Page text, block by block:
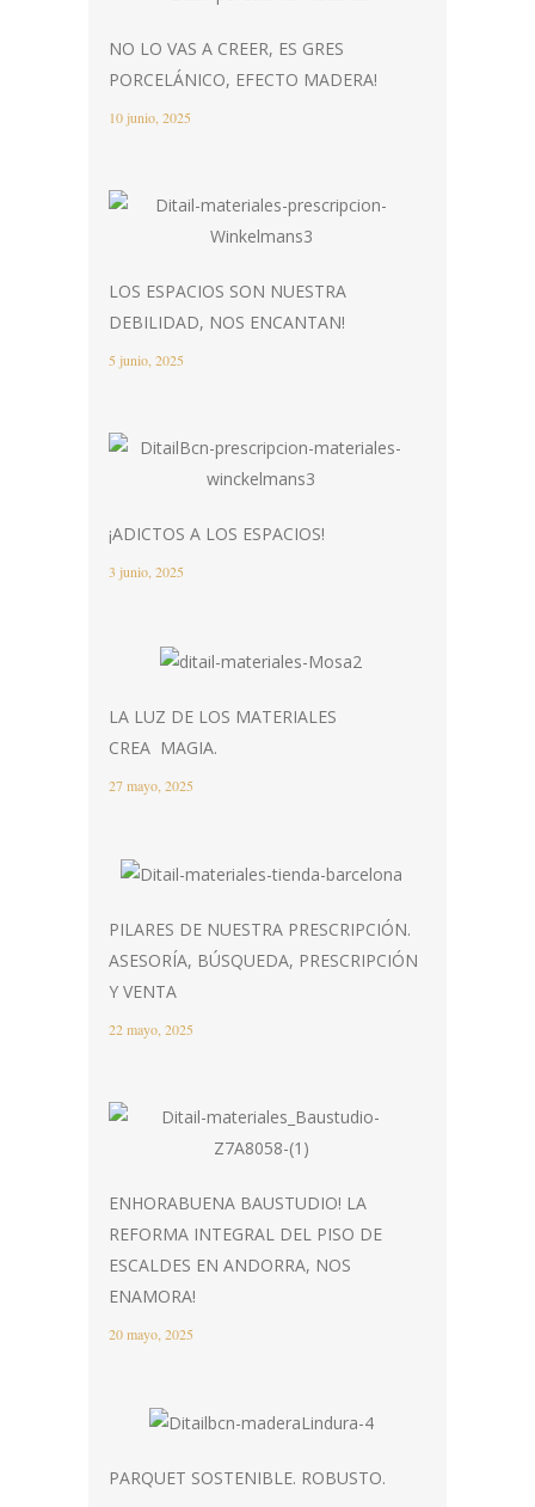
NO LO VAS A CREER, ES GRES
PORCELÁNICO, EFECTO MADERA!
10 junio, 2025
LOS ESPACIOS SON NUESTRA
DEBILIDAD, NOS ENCANTAN!
5 junio, 2025
¡ADICTOS A LOS ESPACIOS!
3 junio, 2025
LA LUZ DE LOS MATERIALES
CREA MAGIA.
27 mayo, 2025
PILARES DE NUESTRA PRESCRIPCIÓN.
ASESORÍA, BÚSQUEDA, PRESCRIPCIÓN
Y VENTA
22 mayo, 2025
ENHORABUENA BAUSTUDIO! LA
REFORMA INTEGRAL DEL PISO DE
ESCALDES EN ANDORRA, NOS
ENAMORA!
20 mayo, 2025
PARQUET SOSTENIBLE. ROBUSTO.